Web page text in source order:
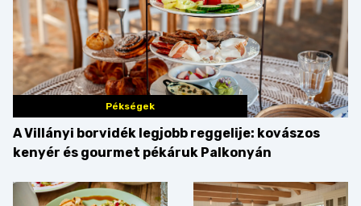
Pékségek
A Villányi borvidék legjobb reggelije: kovászos
kenyér és gourmet pékáruk Palkonyán